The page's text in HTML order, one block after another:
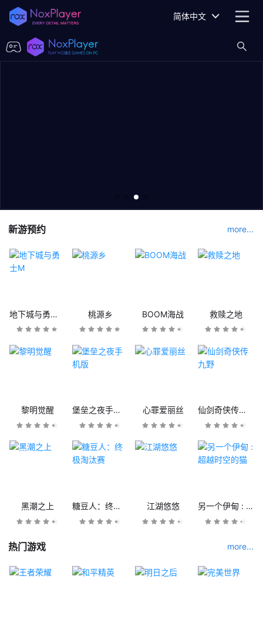
简体中文
新游预约 more...
地下城与勇士M 桃源乡 BOOM海战 救赎之地
黎明觉醒 堡垒之夜手机版 心罪爱丽丝 仙剑奇侠传九野
黑潮之上 糖豆人：终极淘汰赛 江湖悠悠 另一个伊甸 : 超越时空的猫
热门游戏 more...